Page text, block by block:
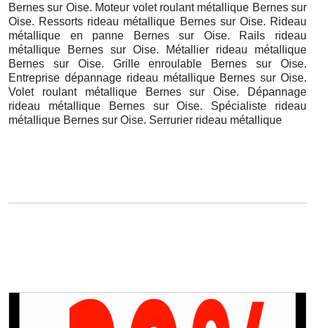
Bernes sur Oise. Moteur volet roulant métallique Bernes sur
Oise. Ressorts rideau métallique Bernes sur Oise. Rideau
métallique en panne Bernes sur Oise. Rails rideau
métallique Bernes sur Oise. Métallier rideau métallique
Bernes sur Oise. Grille enroulable Bernes sur Oise.
Entreprise dépannage rideau métallique Bernes sur Oise.
Volet roulant métallique Bernes sur Oise. Dépannage
rideau métallique Bernes sur Oise. Spécialiste rideau
métallique Bernes sur Oise. Serrurier rideau métallique